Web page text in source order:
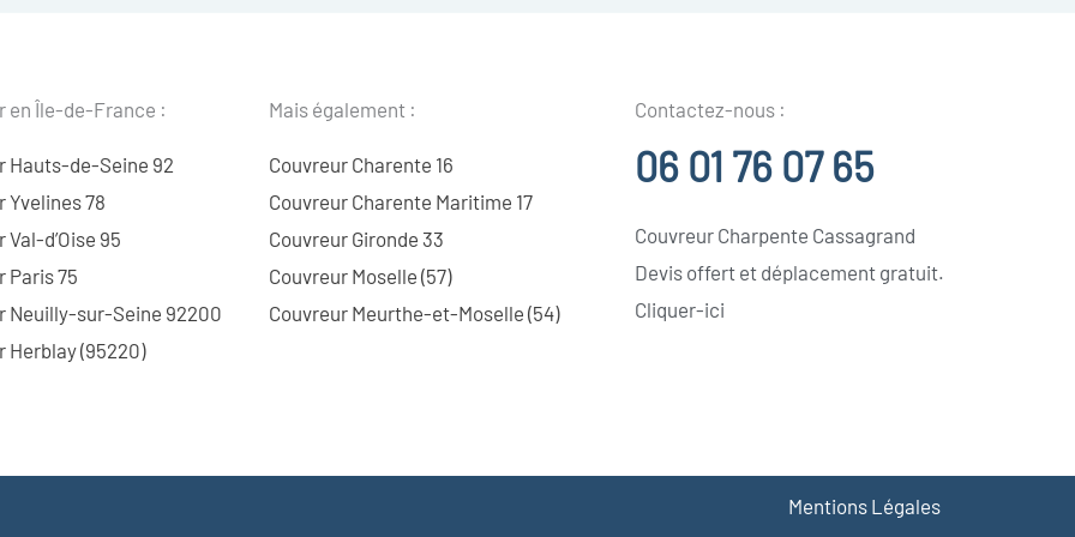
en Île-de-France :
Hauts-de-Seine 92
Yvelines 78
Val-d’Oise 95
Paris 75
Neuilly-sur-Seine 92200
Herblay (95220)
Mais également :
Couvreur Charente 16
Couvreur Charente Maritime 17
Couvreur Gironde 33
Couvreur Moselle (57)
Couvreur Meurthe-et-Moselle (54)
Contactez-nous :
06 01 76 07 65
Couvreur Charpente Cassagrand
Devis offert et déplacement gratuit.
Cliquer-ici
Mentions Légales